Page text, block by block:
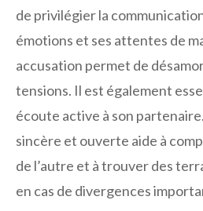
de privilégier la
émotions et ses attentes de
accusation permet de
tensions. Il est également
écoute active à son
sincère et ouverte aide à
de l’autre et à trouver des
en cas de divergences